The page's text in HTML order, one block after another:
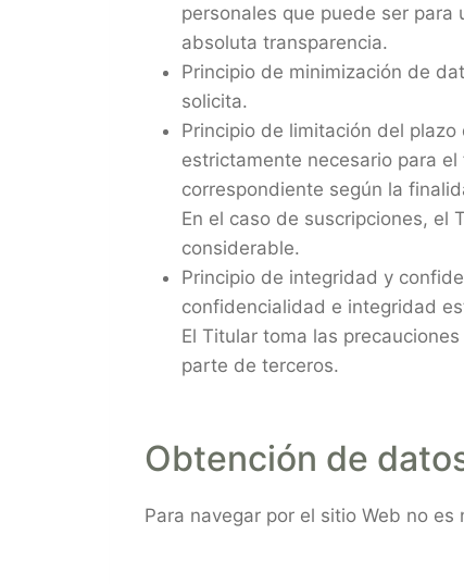
personales que puede ser
absoluta transparencia.
Principio de minimización de
solicita.
Principio de limitación del
estrictamente necesario para
correspondiente según la
En el caso de suscripciones, el
considerable.
Principio de integridad y
confidencialidad e integridad
El Titular toma las
parte de terceros.
Obtención de
Para navegar por el sitio Web no